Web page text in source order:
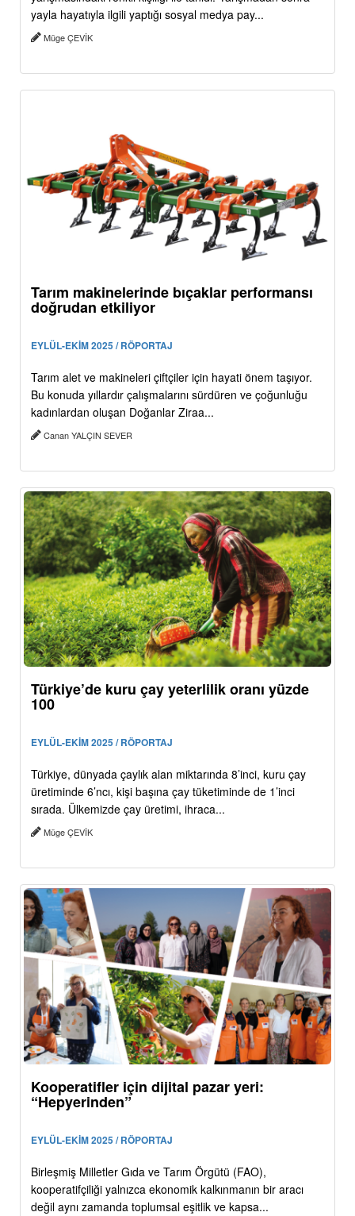
yayla hayatıyla ilgili yaptığı sosyal medya pay...
Müge ÇEVİK
Tarım makinelerinde bıçaklar performansı
doğrudan etkiliyor
EYLÜL-EKİM 2025 / RÖPORTAJ
Tarım alet ve makineleri çiftçiler için hayati önem taşıyor.
Bu konuda yıllardır çalışmalarını sürdüren ve çoğunluğu
kadınlardan oluşan Doğanlar Ziraa...
Canan YALÇIN SEVER
Türkiye’de kuru çay yeterlilik oranı yüzde
100
EYLÜL-EKİM 2025 / RÖPORTAJ
Türkiye, dünyada çaylık alan miktarında 8’inci, kuru çay
üretiminde 6’ncı, kişi başına çay tüketiminde de 1’inci
sırada. Ülkemizde çay üretimi, ihraca...
Müge ÇEVİK
Kooperatifler için dijital pazar yeri:
“Hepyerinden”
EYLÜL-EKİM 2025 / RÖPORTAJ
Birleşmiş Milletler Gıda ve Tarım Örgütü (FAO),
kooperatifçiliği yalnızca ekonomik kalkınmanın bir aracı
değil aynı zamanda toplumsal eşitlik ve kapsa...